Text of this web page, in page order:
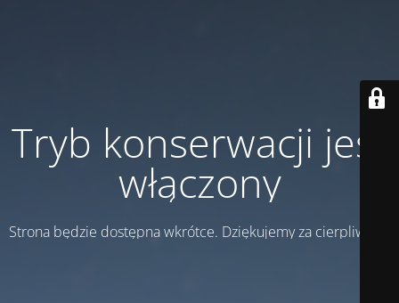
Tryb konserwacji jest
włączony
Strona będzie dostępna wkrótce. Dziękujemy za cierpliwość!